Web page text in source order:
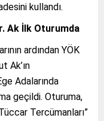
kullandı.
Ak İlk Oturumda
ardından YÖK
Ak’ın
Adalarında
geçildi. Oturuma,
Tercümanları”